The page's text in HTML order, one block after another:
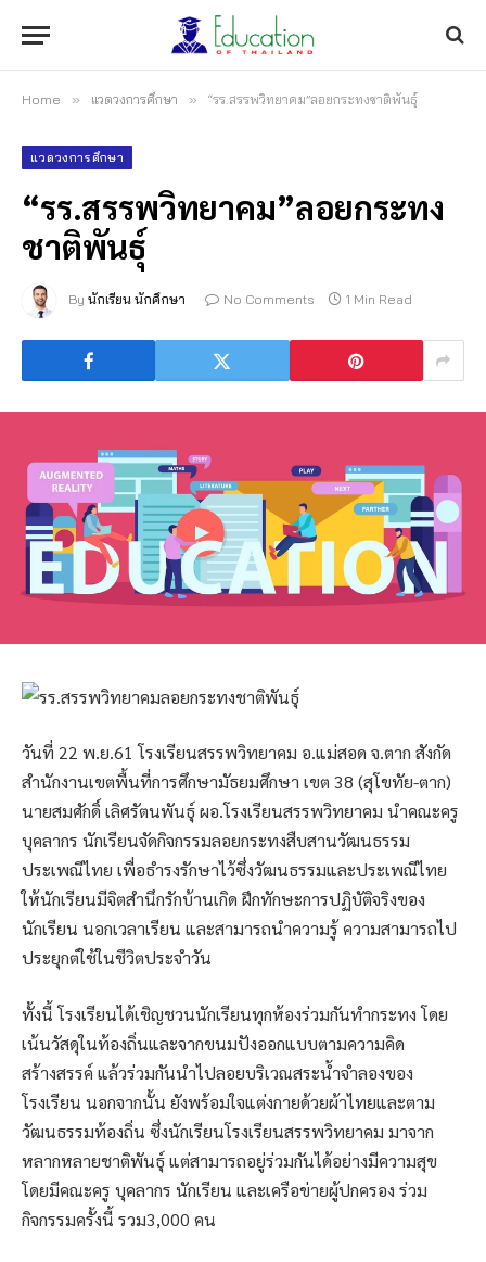
Home » แวดวงการศึกษา » “รร.สรรพวิทยาคม”ลอยกระทงชาติพันธุ์
แวดวงการศึกษา
“รร.สรรพวิทยาคม”ลอยกระทง
ชาติพันธุ์
By นักเรียน นักศึกษา No Comments 1 Min Read
วันที่ 22 พ.ย.61 โรงเรียนสรรพวิทยาคม อ.แม่สอด จ.ตาก สังกัด
สำนักงานเขตพื้นที่การศึกษามัธยมศึกษา เขต 38 (สุโขทัย-ตาก)
นายสมศักดิ์ เลิศรัตนพันธุ์ ผอ.โรงเรียนสรรพวิทยาคม นำคณะครู
บุคลากร นักเรียนจัดกิจกรรมลอยกระทงสืบสานวัฒนธรรม
ประเพณีไทย เพื่อธำรงรักษาไว้ซึ่งวัฒนธรรมและประเพณีไทย
ให้นักเรียนมีจิตสำนึกรักบ้านเกิด ฝึกทักษะการปฏิบัติจริงของ
นักเรียน นอกเวลาเรียน และสามารถนำความรู้ ความสามารถไป
ประยุกต์ใช้ในชีวิตประจำวัน
ทั้งนี้ โรงเรียนได้เชิญชวนนักเรียนทุกห้องร่วมกันทำกระทง โดย
เน้นวัสดุในท้องถิ่นและจากขนมปังออกแบบตามความคิด
สร้างสรรค์ แล้วร่วมกันนำไปลอยบริเวณสระน้ำจำลองของ
โรงเรียน นอกจากนั้น ยังพร้อมใจแต่งกายด้วยผ้าไทยและตาม
วัฒนธรรมท้องถิ่น ซึ่งนักเรียนโรงเรียนสรรพวิทยาคม มาจาก
หลากหลายชาติพันธุ์ แต่สามารถอยู่ร่วมกันได้อย่างมีความสุข
โดยมีคณะครู บุคลากร นักเรียน และเครือข่ายผู้ปกครอง ร่วม
กิจกรรมครั้งนี้ รวม3,000 คน